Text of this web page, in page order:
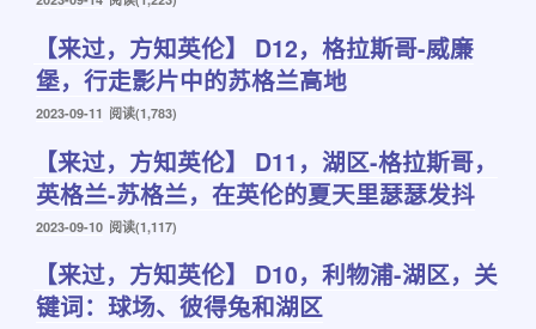
【来过，方知英伦】 D12，格拉斯哥-威廉
堡，行走影片中的苏格兰高地
发
2023-09-11 阅读(1,783)
【来过，方知英伦】 D11，湖区-格拉斯哥，
英格兰-苏格兰，在英伦的夏天里瑟瑟发抖
发
2023-09-10 阅读(1,117)
【来过，方知英伦】 D10，利物浦-湖区，关
键词：球场、彼得兔和湖区